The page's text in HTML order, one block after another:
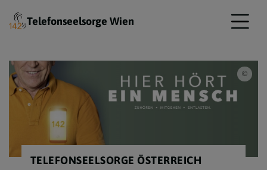
Telefonseelsorge Wien
TELEFONSEELSORGE ÖSTERREICH